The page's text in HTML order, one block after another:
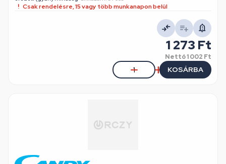
Csak rendelésre, 15 vagy több munkanapon belül
1 273 Ft
Nettó1 002 Ft
KOSÁRBA